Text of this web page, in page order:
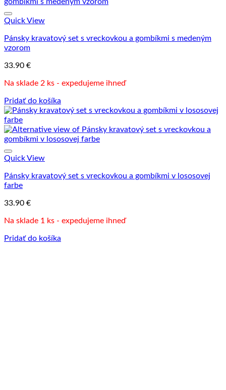
Quick View
Pánsky kravatový set s vreckovkou a gombíkmi s medeným
vzorom
33.90 €
Na sklade 2 ks - expedujeme ihneď
Pridať do košíka
Quick View
Pánsky kravatový set s vreckovkou a gombíkmi v lososovej
farbe
33.90 €
Na sklade 1 ks - expedujeme ihneď
Pridať do košíka